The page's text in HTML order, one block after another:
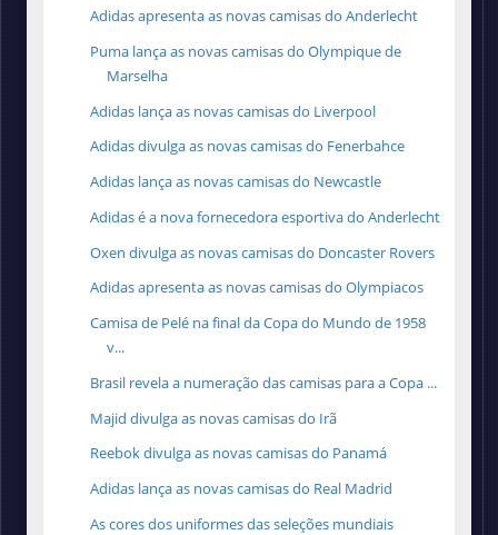
Adidas apresenta as novas camisas do Anderlecht
Puma lança as novas camisas do Olympique de
Marselha
Adidas lança as novas camisas do Liverpool
Adidas divulga as novas camisas do Fenerbahce
Adidas lança as novas camisas do Newcastle
Adidas é a nova fornecedora esportiva do Anderlecht
Oxen divulga as novas camisas do Doncaster Rovers
Adidas apresenta as novas camisas do Olympiacos
Camisa de Pelé na final da Copa do Mundo de 1958
v...
Brasil revela a numeração das camisas para a Copa ...
Majid divulga as novas camisas do Irã
Reebok divulga as novas camisas do Panamá
Adidas lança as novas camisas do Real Madrid
As cores dos uniformes das seleções mundiais